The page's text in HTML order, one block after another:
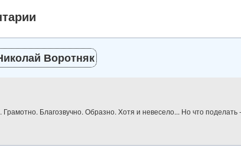
Воротняк
Грамотно. Благозвучно. Образно. Хотя и невесело... Но что поделать